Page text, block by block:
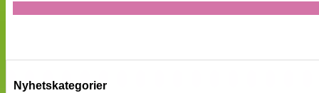
Nyhetskategorier